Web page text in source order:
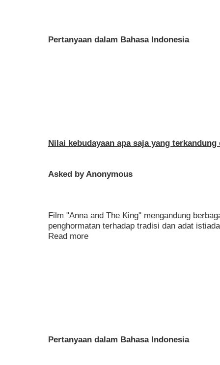
Pertanyaan dalam Bahasa Indonesia
Nilai kebudayaan apa saja yang
Asked by Anonymous
Film "Anna and The King" mengandung
penghormatan terhadap tradisi dan adat
Read more
Pertanyaan dalam Bahasa Indonesia